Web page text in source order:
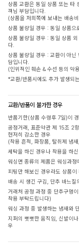
상품 교환은 동일 상품 또는
객님 부담입니다.
(상품을 저희쪽에 보내는 배
상품 불량일 경우 : 동일 상품으
상품 불량일 경우 : 동일 상품
다.
상품 불량일 경우 : 교환이 아
담입니다.
(인위적인 훼손 & 수선 등의 악
*교환/반품시에도 추가 발생되
교환/반품이 불가한 경우
반품기한(상품 수령후 7일)이
공정거래, 표준약관 제 15조 2
현저히 감소한 경우
(착용 흔적, 화장품, 탈취제 냄
세탁을 하신 경우나 착용을 하
워싱면 종류의 제품은 워싱과
피팅만 해보신 경우라도 상품
배송 시 생긴 구김, 단추 바느
거래처 공정 과정 중 단추구멍
착용 부탁드립니다)
워싱 과정 중 발생하는 냄새와
지퍼의 뻣뻣한 움직임, 신발이
우